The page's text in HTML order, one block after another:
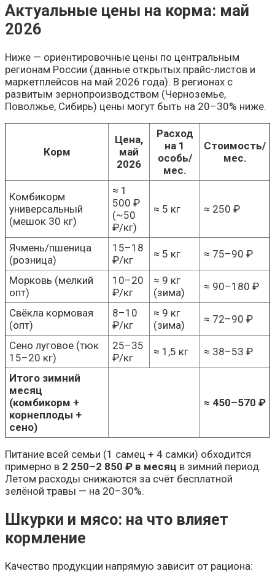
Актуальные цены на корма: май
2026
Ниже — ориентировочные цены по центральным
регионам России (данные открытых прайс-листов и
маркетплейсов на май 2026 года). В регионах с
развитым зернопроизводством (Черноземье,
Поволжье, Сибирь) цены могут быть на 20–30% ниже.
Корм
Цена,
май
2026
Расход
на 1
особь/
мес.
Стоимость/
мес.
Комбикорм
универсальный
(мешок 30 кг)
≈ 1
500 ₽
(~50
₽/кг)
≈ 5 кг ≈ 250 ₽
Ячмень/пшеница
(розница)
15–18
₽/кг
≈ 5 кг ≈ 75–90 ₽
Морковь (мелкий
опт)
10–20
₽/кг
≈ 9 кг
(зима)
≈ 90–180 ₽
Свёкла кормовая
(опт)
8–10
₽/кг
≈ 9 кг
(зима)
≈ 72–90 ₽
Сено луговое (тюк
15–20 кг)
25–35
₽/кг
≈ 1,5 кг ≈ 38–53 ₽
Итого зимний
месяц
(комбикорм +
корнеплоды +
сено)
≈ 450–570 ₽
Питание всей семьи (1 самец + 4 самки) обходится
примерно в 2 250–2 850 ₽ в месяц в зимний период.
Летом расходы снижаются за счёт бесплатной
зелёной травы — на 20–30%.
Шкурки и мясо: на что влияет
кормление
Качество продукции напрямую зависит от рациона: